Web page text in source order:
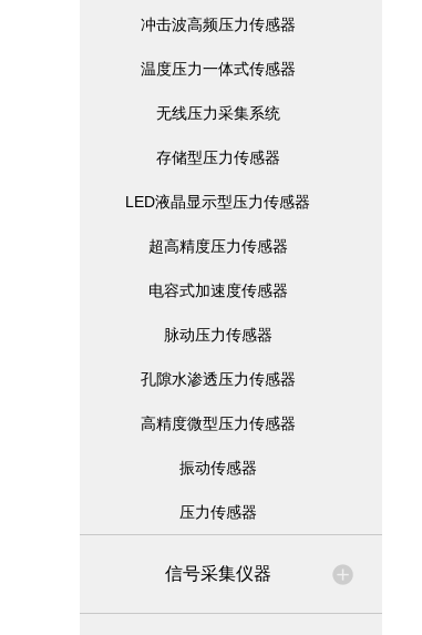
冲击波高频压力传感器
温度压力一体式传感器
无线压力采集系统
存储型压力传感器
LED液晶显示型压力传感器
超高精度压力传感器
电容式加速度传感器
脉动压力传感器
孔隙水渗透压力传感器
高精度微型压力传感器
振动传感器
压力传感器
信号采集仪器